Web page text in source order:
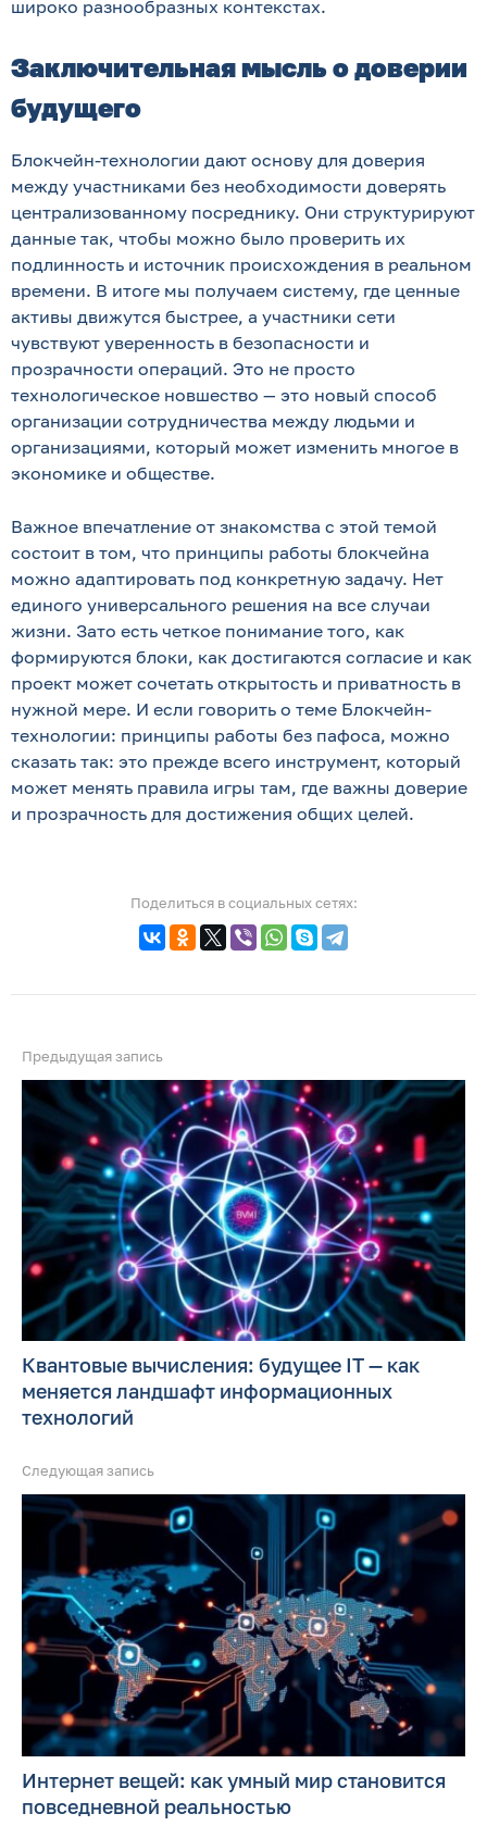
широко разнообразных контекстах.
Заключительная мысль о доверии
будущего
Блокчейн-технологии дают основу для доверия
между участниками без необходимости доверять
централизованному посреднику. Они структурируют
данные так, чтобы можно было проверить их
подлинность и источник происхождения в реальном
времени. В итоге мы получаем систему, где ценные
активы движутся быстрее, а участники сети
чувствуют уверенность в безопасности и
прозрачности операций. Это не просто
технологическое новшество — это новый способ
организации сотрудничества между людьми и
организациями, который может изменить многое в
экономике и обществе.
Важное впечатление от знакомства с этой темой
состоит в том, что принципы работы блокчейна
можно адаптировать под конкретную задачу. Нет
единого универсального решения на все случаи
жизни. Зато есть четкое понимание того, как
формируются блоки, как достигаются согласие и как
проект может сочетать открытость и приватность в
нужной мере. И если говорить о теме Блокчейн-
технологии: принципы работы без пафоса, можно
сказать так: это прежде всего инструмент, который
может менять правила игры там, где важны доверие
и прозрачность для достижения общих целей.
Поделиться в социальных сетях:
Предыдущая запись
Квантовые вычисления: будущее IT — как
меняется ландшафт информационных
технологий
Следующая запись
Интернет вещей: как умный мир становится
повседневной реальностью